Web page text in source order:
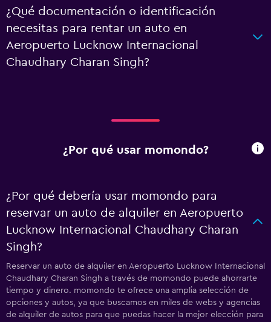
¿Qué documentación o identificación
necesitas para rentar un auto en
Aeropuerto Lucknow Internacional
Chaudhary Charan Singh?
¿Por qué usar momondo?
¿Por qué debería usar momondo para
reservar un auto de alquiler en Aeropuerto
Lucknow Internacional Chaudhary Charan
Singh?
Reservar un auto de alquiler en Aeropuerto Lucknow Internacional
Chaudhary Charan Singh a través de momondo puede ahorrarte
tiempo y dinero. momondo te ofrece una amplia selección de
opciones y autos, ya que buscamos en miles de webs y agencias
de alquiler de autos para que puedas hacer la mejor elección para